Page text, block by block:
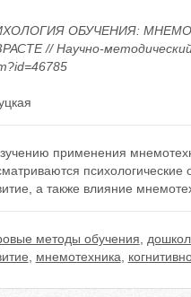
ОБУЧЕНИЯ:
// Научно-методический
применения
психологические
а также влияние
методы обучения
мнемотехника